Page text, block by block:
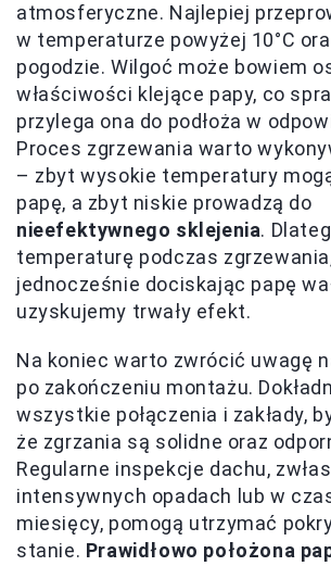
atmosferyczne. Najlepiej
w temperaturze powyżej 10°C
pogodzie. Wilgoć może bowiem
właściwości klejące papy, co
przylega ona do podłoża w
Proces zgrzewania warto
– zbyt wysokie temperatury
papę, a zbyt niskie prowadzą do
nieefektywnego sklejenia.
temperaturę podczas
jednocześnie dociskając papę
uzyskujemy trwały efekt.
Na koniec warto zwrócić uwagę
po zakończeniu montażu.
wszystkie połączenia i zakłady,
że zgrzania są solidne oraz
Regularne inspekcje dachu,
intensywnych opadach lub w
miesięcy, pomogą utrzymać
stanie. Prawidłowo położona